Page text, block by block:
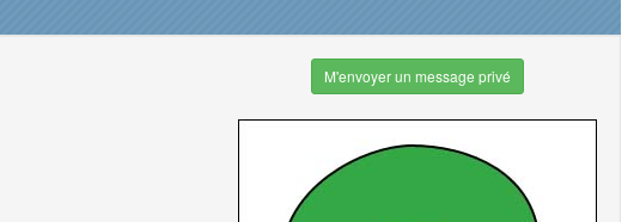
M'envoyer un message privé